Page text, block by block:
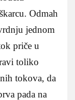
Odmah
jednom
priče u
toliko
tokova, da
pada na